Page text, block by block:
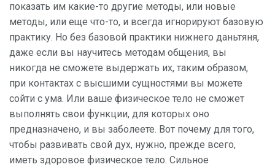
показать им какие-то другие методы, или новые
методы, или еще что-то, и всегда игнорируют базовую
практику. Но без базовой практики нижнего даньтяня,
даже если вы научитесь методам общения, вы
никогда не сможете выдержать их, таким образом,
при контактах с высшими сущностями вы можете
сойти с ума. Или ваше физическое тело не сможет
выполнять свои функции, для которых оно
предназначено, и вы заболеете. Вот почему для того,
чтобы развивать свой дух, нужно, прежде всего,
иметь здоровое физическое тело. Сильное